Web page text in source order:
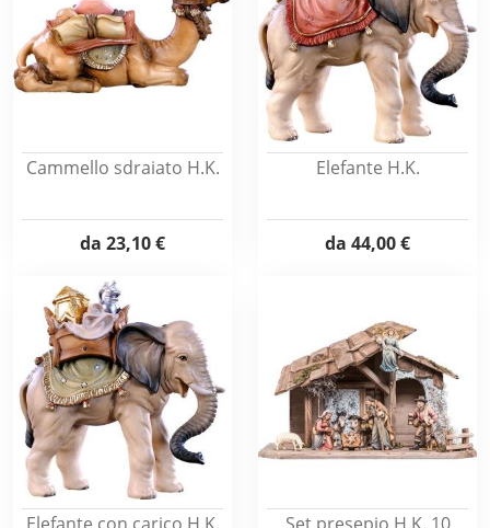
Cammello sdraiato H.K.
da 23,10 €
Elefante H.K.
da 44,00 €